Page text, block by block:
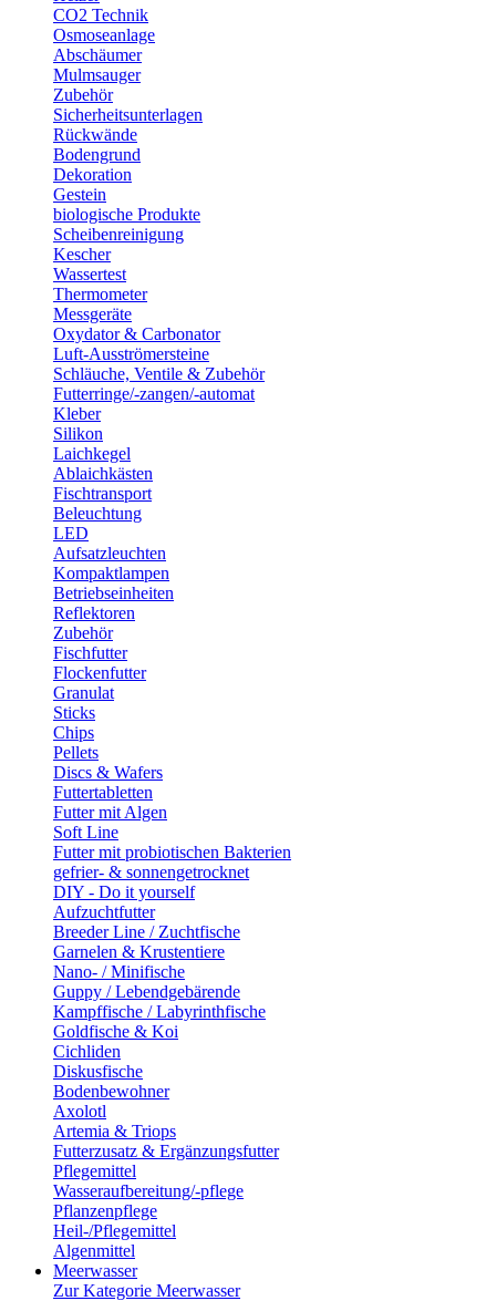
CO2 Technik
Osmoseanlage
Abschäumer
Mulmsauger
Zubehör
Sicherheitsunterlagen
Rückwände
Bodengrund
Dekoration
Gestein
biologische Produkte
Scheibenreinigung
Kescher
Wassertest
Thermometer
Messgeräte
Oxydator & Carbonator
Luft-Ausströmersteine
Schläuche, Ventile & Zubehör
Futterringe/-zangen/-automat
Kleber
Silikon
Laichkegel
Ablaichkästen
Fischtransport
Beleuchtung
LED
Aufsatzleuchten
Kompaktlampen
Betriebseinheiten
Reflektoren
Zubehör
Fischfutter
Flockenfutter
Granulat
Sticks
Chips
Pellets
Discs & Wafers
Futtertabletten
Futter mit Algen
Soft Line
Futter mit probiotischen Bakterien
gefrier- & sonnengetrocknet
DIY - Do it yourself
Aufzuchtfutter
Breeder Line / Zuchtfische
Garnelen & Krustentiere
Nano- / Minifische
Guppy / Lebendgebärende
Kampffische / Labyrinthfische
Goldfische & Koi
Cichliden
Diskusfische
Bodenbewohner
Axolotl
Artemia & Triops
Futterzusatz & Ergänzungsfutter
Pflegemittel
Wasseraufbereitung/-pflege
Pflanzenpflege
Heil-/Pflegemittel
Algenmittel
Meerwasser
Zur Kategorie Meerwasser